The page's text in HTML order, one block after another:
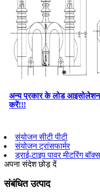
अन्य प्रकार के लोड आइसोलेशन
करें!!!
संयोजन सीटी पीटी
संयोजन ट्रांसफार्मर
ड्राई-टाइप पावर मीटरिंग बॉक्स
अपना संदेश छोड़ दें
संबंधित उत्पाद